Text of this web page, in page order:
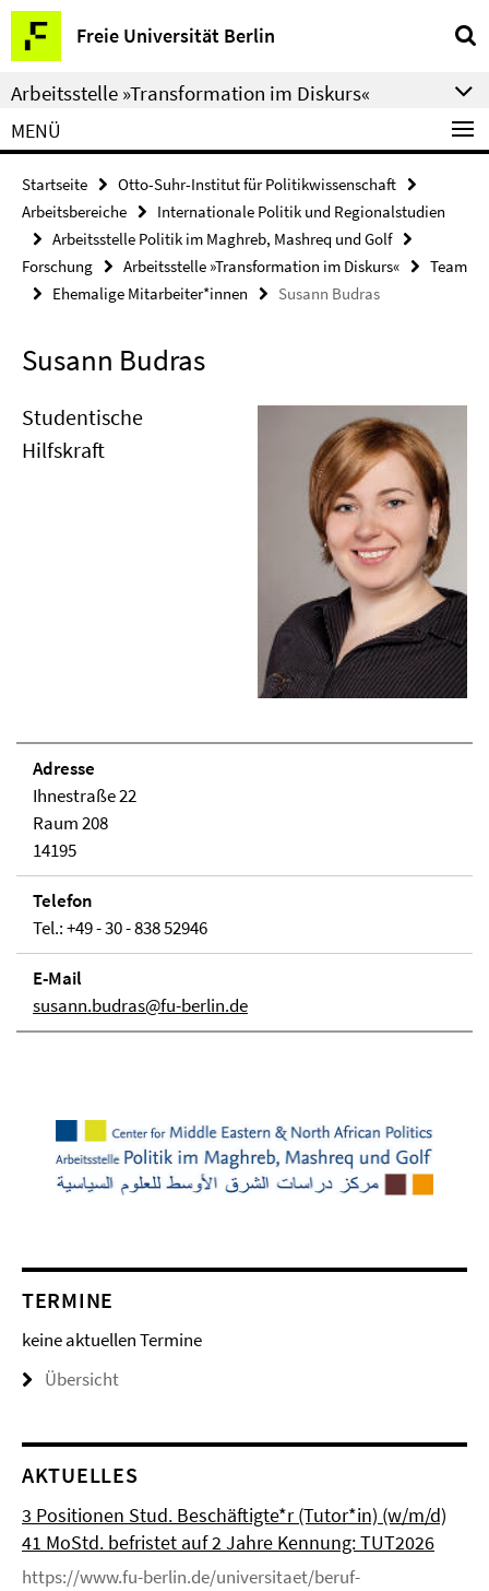
Springe
direkt
zu
Inhalt
Freie Universität Berlin
Service-
Navigation
Arbeitsstelle »Transformation im Diskurs«
MENÜ
Startseite
Otto-Suhr-Institut für Politikwissenschaft
Arbeitsbereiche
Internationale Politik und Regionalstudien
Arbeitsstelle Politik im Maghreb, Mashreq und Golf
Forschung
Arbeitsstelle »Transformation im Diskurs«
Team
Ehemalige Mitarbeiter*innen
Susann Budras
Susann Budras
Studentische
Hilfskraft
Adresse
Ihnestraße 22
Raum 208
14195
Telefon
Tel.: +49 - 30 - 838 52946
E-Mail
susann.budras@fu-berlin.de
TERMINE
keine aktuellen Termine
Übersicht
AKTUELLES
3 Positionen Stud. Beschäftigte*r (Tutor*in) (w/m/d)
41 MoStd. befristet auf 2 Jahre Kennung: TUT2026
https://www.fu-berlin.de/universitaet/beruf-